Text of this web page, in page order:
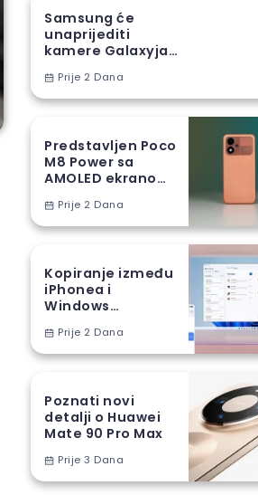
Samsung će
unaprijediti
kamere Galaxyja
proizvodnom
tehnikom
Prije 2 Dana
Predstavljen Poco
M8 Power sa
AMOLED ekranom i
baterijom
Prije 2 Dana
Kopiranje između
iPhonea i
Windows
EUPrije 2 Dana
Poznati novi
detalji o Huawei
Mate 90 Pro Max
Prije 3 Dana